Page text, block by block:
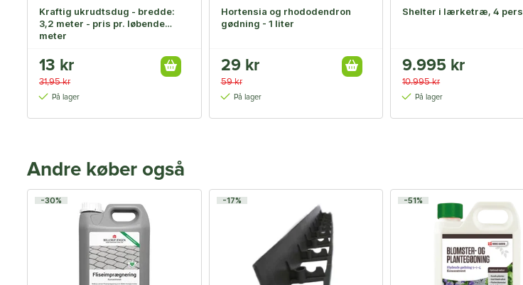
Kraftig ukrudtsdug - bredde:
3,2 meter - pris pr. løbende
meter
13 kr
31,95 kr
På lager
Hortensia og rhododendron
gødning - 1 liter
29 kr
59 kr
På lager
Shelter i lærketræ, 4
9.995 kr
10.995 kr
På lager
Andre køber også
-30% -17% -51%